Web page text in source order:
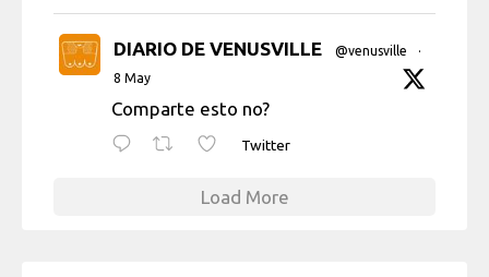
DIARIO DE VENUSVILLE @venusville
·
8 May
Comparte esto no?
Twitter
Load More